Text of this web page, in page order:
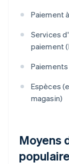
Paiement
Services
paiement
Paiements
Espèces
magasin)
Moyens